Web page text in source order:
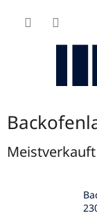
Inhalt
Meistverkauft